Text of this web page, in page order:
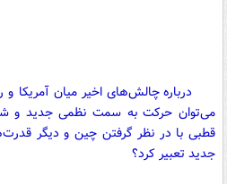
درباره چالش‌های اخیر میان آمریکا و
می‌توان حرکت به سمت نظمی جدید و
قطبی با در نظر گرفتن چین و دیگر
جدید تعبیر کرد؟